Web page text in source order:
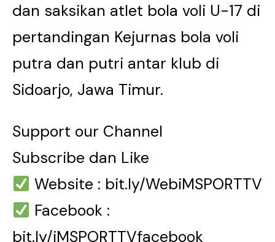
dan saksikan atlet bola voli U-17 di
pertandingan Kejurnas bola voli
putra dan putri antar klub di
Sidoarjo, Jawa Timur.
Support our Channel
Subscribe dan Like
Website : bit.ly/WebiMSPORTTV
Facebook :
bit.ly/iMSPORTTVfacebook